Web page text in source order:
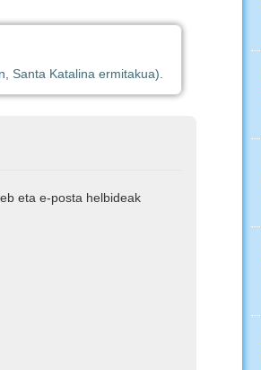
Santa Katalina ermitakua).
eta e-posta helbideak